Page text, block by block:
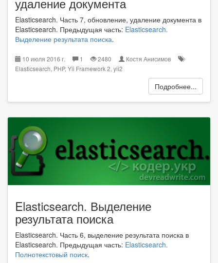
Elasticsearch. Часть 7, обновление, удаление документа в
Elasticsearch. Предыдущая часть: Elasticsearch.
Выделение результата поиска.
10 июля 2016 г. 1 2480
Костя Анисимов
Elasticsearch, PHP, Yii Framework 2, yii2
Подробнее...
Elasticsearch. Выделение
результата поиска
Elasticsearch. Часть 6, выделение результата поиска в
Elasticsearch. Предыдущая часть: Elasticsearch.
Полнотекстовый поиск.